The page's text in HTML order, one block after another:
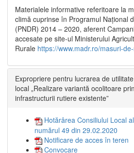
Materialele informative referitoare la
climă cuprinse în Programul Național
(PNDR) 2014 – 2020, aferent
accesate pe site-ul Ministerului
Rurale https://www.madr.ro/masuri-
Expropriere pentru lucrarea de
local „Realizare variantă ocolitoare
infrastructurii rutiere existente”
Hotărârea Consiliului Local
numărul 49 din 29.02.2020
Notificare de acces în teren
Convocare